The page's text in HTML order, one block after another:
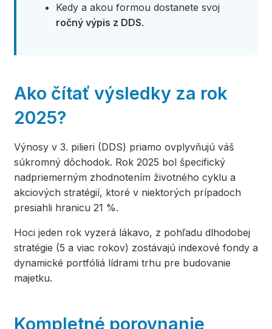
Kedy a akou formou dostanete svoj
ročný výpis z DDS.
Ako čítať výsledky za rok
2025?
Výnosy v 3. pilieri (DDS) priamo ovplyvňujú váš
súkromný dôchodok. Rok 2025 bol špecifický
nadpriemerným zhodnotením životného cyklu a
akciových stratégií, ktoré v niektorých prípadoch
presiahli hranicu 21 %.
Hoci jeden rok vyzerá lákavo, z pohľadu dlhodobej
stratégie (5 a viac rokov) zostávajú indexové fondy a
dynamické portfóliá lídrami trhu pre budovanie
majetku.
Kompletné porovnanie